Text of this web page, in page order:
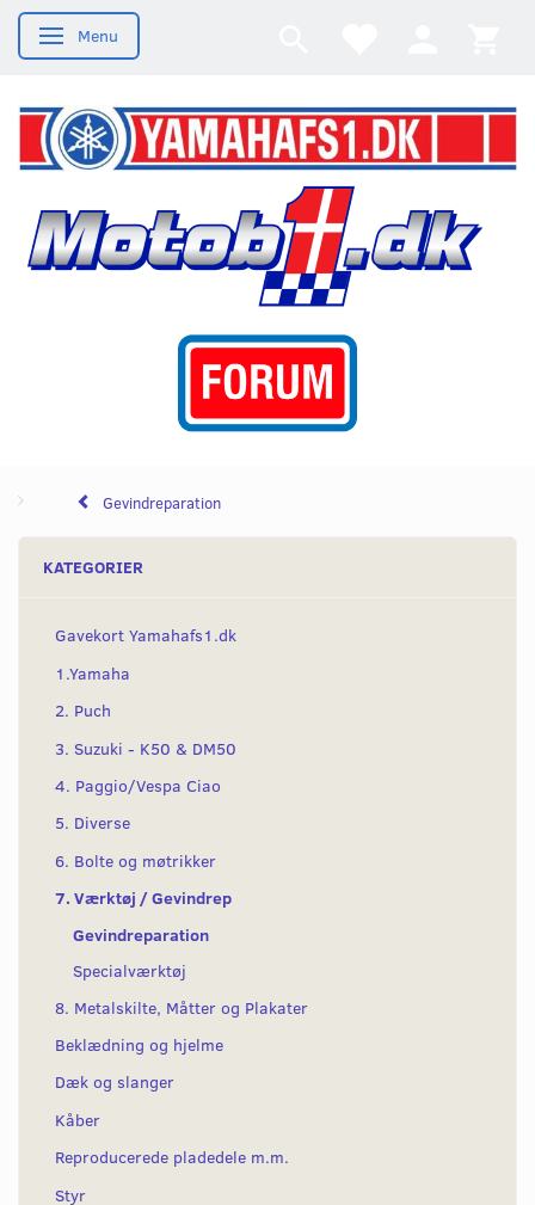
Skifte navigation
Menu
Gevindreparation
KATEGORIER
Gavekort Yamahafs1.dk
1.Yamaha
2. Puch
3. Suzuki - K50 & DM50
4. Paggio/Vespa Ciao
5. Diverse
6. Bolte og møtrikker
7. Værktøj / Gevindrep
Gevindreparation
Specialværktøj
8. Metalskilte, Måtter og Plakater
Beklædning og hjelme
Dæk og slanger
Kåber
Reproducerede pladedele m.m.
Styr